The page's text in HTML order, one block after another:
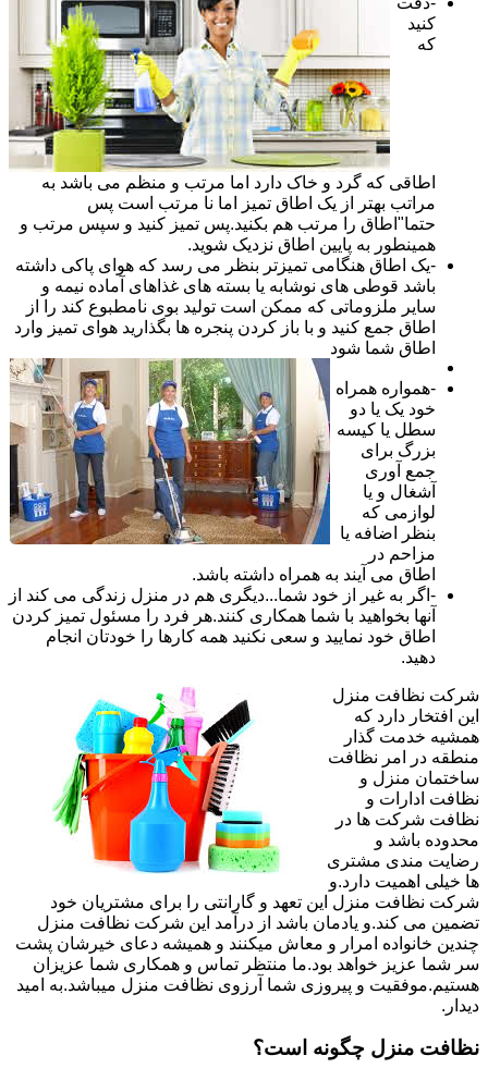
کنید
که
اطاقی که گرد و خاک دارد اما مرتب و منظم می باشد به
مراتب بهتر از یک اطاق تمیز اما نا مرتب است پس
حتما"اطاق را مرتب هم بکنید.پس تمیز کنید و سپس مرتب و
همینطور به پایین اطاق نزدیک شوید.
-یک اطاق هنگامی تمیزتر بنظر می رسد که هوای پاکی داشته
باشد قوطی های نوشابه یا بسته های غذاهای آماده نیمه و
سایر ملزوماتی که ممکن است تولید بوی نامطبوع کند را از
اطاق جمع کنید و با باز کردن پنجره ها بگذارید هوای تمیز وارد
اطاق شما شود
-همواره همراه
خود یک یا دو
سطل یا کیسه
بزرگ برای
جمع آوری
آشغال و یا
لوازمی که
بنظر اضافه یا
مزاحم در
اطاق می آیند به همراه داشته باشد.
-اگر به غیر از خود شما...دیگری هم در منزل زندگی می کند از
آنها بخواهید با شما همکاری کنند.هر فرد را مسئول تمیز کردن
اطاق خود نمایید و سعی نکنید همه کارها را خودتان انجام
دهید.
شرکت نظافت منزل
این افتخار دارد که
همشیه خدمت گذار
منطقه در امر نظافت
ساختمان منزل و
نظافت ادارات و
نظافت شرکت ها در
محدوده باشد و
رضایت مندی مشتری
ها خیلی اهمیت دارد.و
شرکت نظافت منزل این تعهد و گارانتی را برای مشتریان خود
تضمین می کند.و یادمان باشد از درآمد این شرکت نظافت منزل
چندین خانواده امرار و معاش میکنند و همیشه دعای خیرشان پشت
سر شما عزیز خواهد بود.ما منتظر تماس و همکاری شما عزیزان
هستیم.موفقیت و پیروزی شما آرزوی نظافت منزل میباشد.به امید
دیدار.
نظافت منزل چگونه است؟